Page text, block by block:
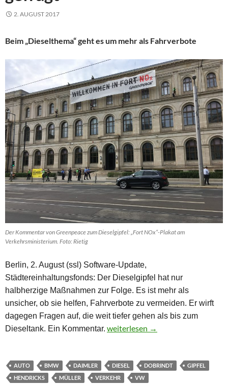
2. AUGUST 2017
Beim „Dieselthema“ geht es um mehr als Fahrverbote
Der Kommentar von Greenpeace zum Dieselgipfel: „Fort NOx“-Plakat am
Verkehrsministerium. Foto: Rietig
Berlin, 2. August (ssl) Software-Update,
Städtereinhaltungsfonds: Der Dieselgipfel hat nur
halbherzige Maßnahmen zur Folge. Es ist mehr als
unsicher, ob sie helfen, Fahrverbote zu vermeiden. Er wirft
dagegen Fragen auf, die weit tiefer gehen als bis zum
Dieseltank. Ein Kommentar. Neue Kultur der Konzerne gefragt
weiterlesen →
AUTO BMW DAIMLER DIESEL DOBRINDT
GIPFEL
HENDRICKS
MÜLLER VERKEHR VW